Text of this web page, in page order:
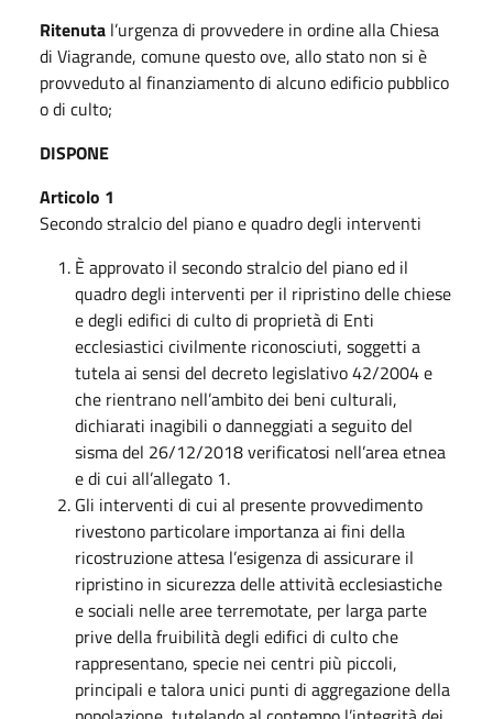
Ritenuta l’urgenza di provvedere in ordine alla Chiesa
di Viagrande, comune questo ove, allo stato non si è
provveduto al finanziamento di alcuno edificio pubblico
o di culto;
DISPONE
Articolo 1
Secondo stralcio del piano e quadro degli interventi
È approvato il secondo stralcio del piano ed il
quadro degli interventi per il ripristino delle chiese
e degli edifici di culto di proprietà di Enti
ecclesiastici civilmente riconosciuti, soggetti a
tutela ai sensi del decreto legislativo 42/2004 e
che rientrano nell’ambito dei beni culturali,
dichiarati inagibili o danneggiati a seguito del
sisma del 26/12/2018 verificatosi nell’area etnea
e di cui all’allegato 1.
Gli interventi di cui al presente provvedimento
rivestono particolare importanza ai fini della
ricostruzione attesa l’esigenza di assicurare il
ripristino in sicurezza delle attività ecclesiastiche
e sociali nelle aree terremotate, per larga parte
prive della fruibilità degli edifici di culto che
rappresentano, specie nei centri più piccoli,
principali e talora unici punti di aggregazione della